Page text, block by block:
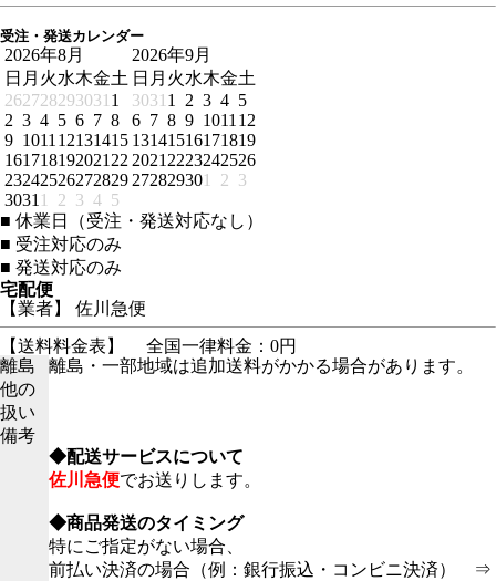
受注・発送カレンダー
2026年8月
日 月 火水木金土
2627282930311
2 3 4 5 6 7 8
9 101112131415
16171819202122
23242526272829
30311 2 3 4 5
2026年9月
日 月 火水木金土
30311 2 3 4 5
6 7 8 9 101112
13141516171819
20212223242526
272829301 2 3
■ 休業日（受注・発送対応なし）
■ 受注対応のみ
■ 発送対応のみ
宅配便
【業者】 佐川急便
【送料料金表】
全国一律料金：0円
離島
他の
扱い
離島・一部地域は追加送料がかかる場合があります。
備考
◆配送サービスについて
佐川急便でお送りします。
◆商品発送のタイミング
特にご指定がない場合、
前払い決済の場合（例：銀行振込・コンビニ決済） ⇒